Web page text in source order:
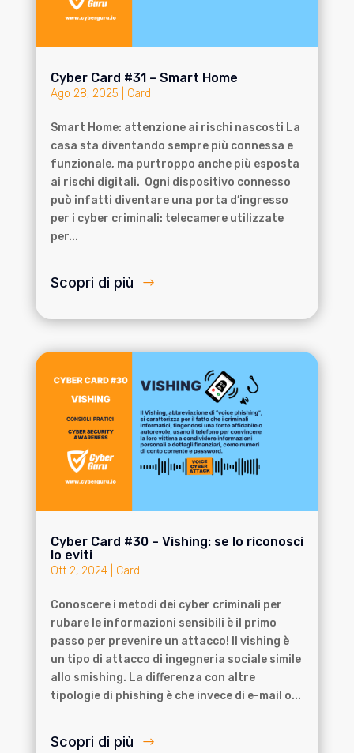
Cyber Card #31 – Smart Home
Ago 28, 2025 Card
Smart Home: attenzione ai rischi nascosti La
casa sta diventando sempre più connessa e
funzionale, ma purtroppo anche più esposta
ai rischi digitali. Ogni dispositivo connesso
può infatti diventare una porta d’ingresso
per i cyber criminali: telecamere utilizzate
per...
Scopri di più
Cyber Card #30 – Vishing: se lo riconosci
lo eviti
Ott 2, 2024| Card
Conoscere i metodi dei cyber criminali per
rubare le informazioni sensibili è il primo
passo per prevenire un attacco! Il vishing è
un tipo di attacco di ingegneria sociale simile
allo smishing. La differenza con altre
tipologie di phishing è che invece di e-mail o...
Scopri di più